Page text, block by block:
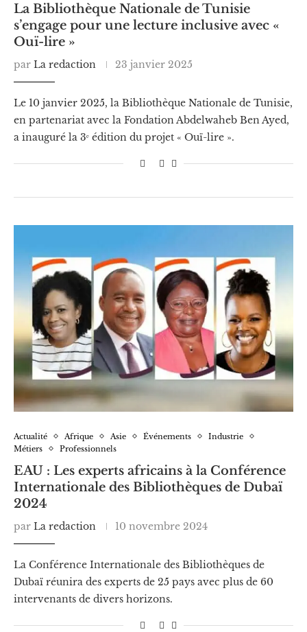
La Bibliothèque Nationale de Tunisie
s’engage pour une lecture inclusive avec «
Ouï-lire »
par La redaction 23 janvier 2025
Le 10 janvier 2025, la Bibliothèque Nationale de Tunisie,
en partenariat avec la Fondation Abdelwaheb Ben Ayed,
a inauguré la 3ᵉ édition du projet « Ouï-lire ».
Actualité Afrique Asie Événements
Industrie
Métiers
Professionnels
EAU : Les experts africains à la Conférence
Internationale des Bibliothèques de Dubaï
2024
par La redaction 10 novembre 2024
La Conférence Internationale des Bibliothèques de
Dubaï réunira des experts de 25 pays avec plus de 60
intervenants de divers horizons.